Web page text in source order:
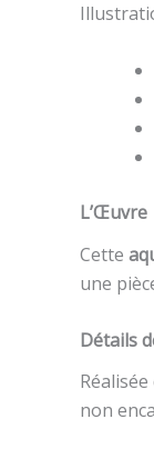
L’Œuvre
Cette
une
Détails
non